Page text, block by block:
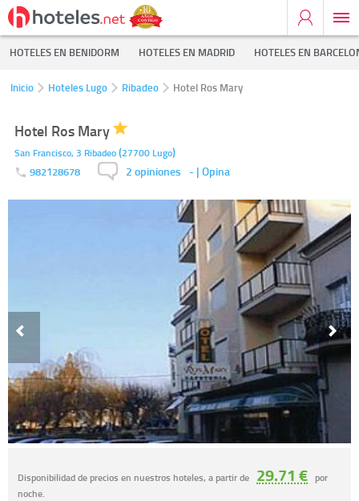
HOTELES EN BENIDORM HOTELES EN MADRID HOTELES EN
Inicio Hoteles Lugo Ribadeo Hotel Ros Mary
Hotel Ros Mary
San Francisco, 3 Ribadeo(27700 Lugo)
982128678 2 opiniones - | Opina
Disponibilidad de precios en nuestros hoteles, a partir de 29.71 € por
noche.